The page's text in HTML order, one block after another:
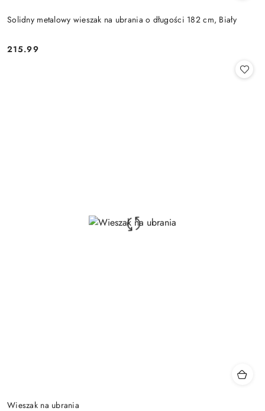
Solidny metalowy wieszak na ubrania o długości 182 cm, Biały
Cena:
215.99
Wieszak na ubrania